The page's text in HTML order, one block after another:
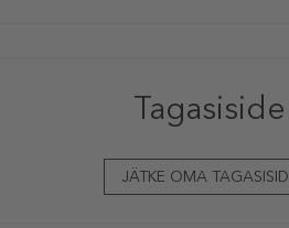
Tagasiside
JÄTKE OMA